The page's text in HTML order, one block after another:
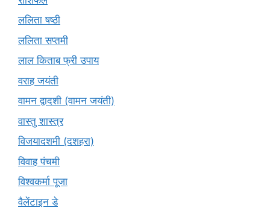
ललिता षष्ठी
ललिता सप्तमी
लाल किताब फ्री उपाय
वराह जयंती
वामन द्वादशी (वामन जयंती)
वास्तु शास्त्र
विजयादशमी (दशहरा)
विवाह पंचमी
विश्वकर्मा पूजा
वैलेंटाइन डे